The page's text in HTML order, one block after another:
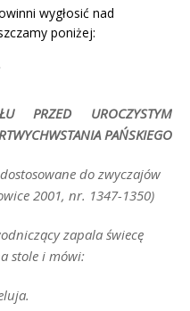
wygłosić nad
poniżej:
PRZED UROCZYSTYM
PAŃSKIEGO
do zwyczajów
2001, nr. 1347-1350)
zapala świecę
stole i mówi: